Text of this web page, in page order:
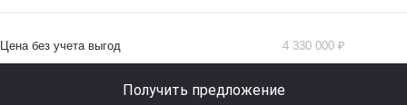
Цена без учета выгод 4 330 000 ₽
Получить предложение